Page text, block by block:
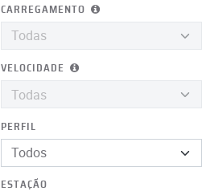
CARREGAMENTO
VELOCIDADE
PERFIL
Todos
ESTAÇÃO